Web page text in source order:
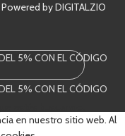
Powered by DIGITALZIO
estás buscando.
5% CON EL CÓDIGO
5% CON EL CÓDIGO
en nuestro sitio web. Al